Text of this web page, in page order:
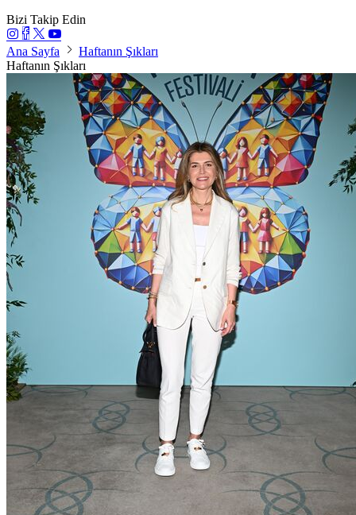
Bizi Takip Edin
Ana Sayfa
Haftanın Şıkları
Haftanın Şıkları